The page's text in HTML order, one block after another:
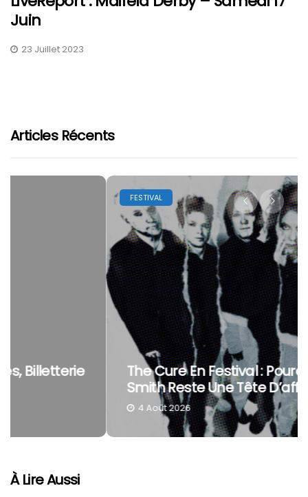
Juin
23 Juillet 2023
Articles Récents
The Cure En Festival : Pourquoi Robert
Smith Reste Une Tête D’affiche À Part
À Lire Aussi